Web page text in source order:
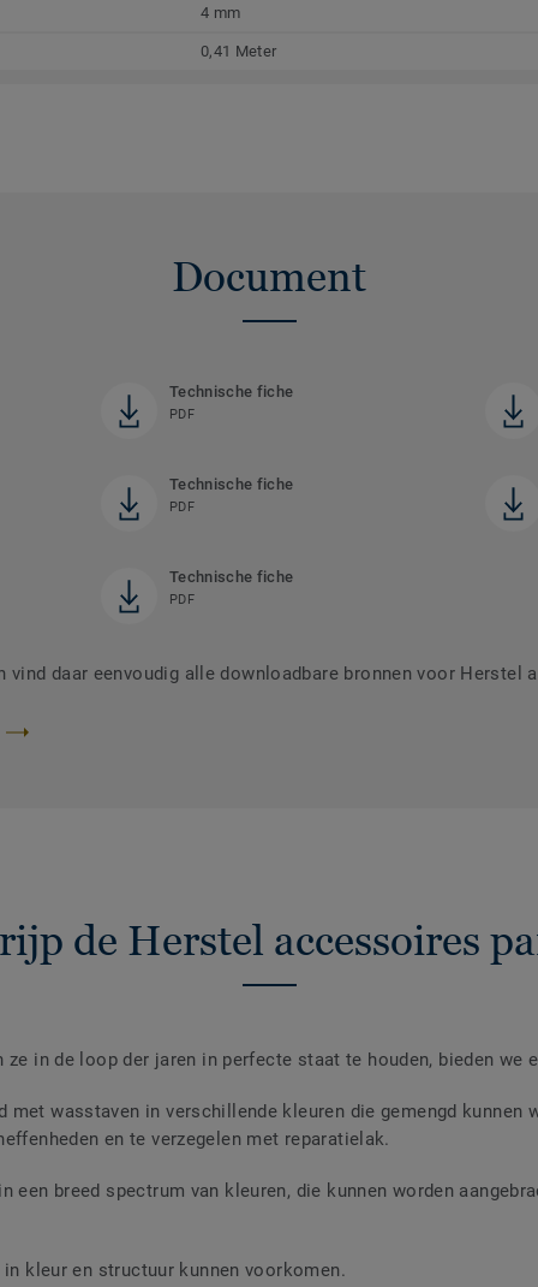
4 mm
0,41 Meter
Document
Technische fiche
PDF
Technische fiche
PDF
Technische fiche
PDF
vind daar eenvoudig alle downloadbare bronnen voor Herstel
de Herstel accessoires
ze in de loop der jaren in perfecte staat te houden, bieden we
met wasstaven in verschillende kleuren die gemengd
en te verzegelen met reparatielak.
een breed spectrum van kleuren, die kunnen worden
kleur en structuur kunnen voorkomen.